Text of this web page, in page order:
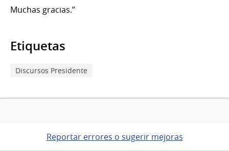
Muchas gracias.”
Etiquetas
Discursos Presidente
Reportar errores o sugerir mejoras